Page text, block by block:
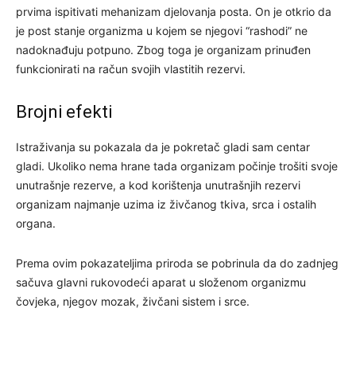
prvima ispitivati mehanizam djelovanja posta. On je otkrio da
je post stanje organizma u kojem se njegovi “rashodi” ne
nadoknađuju potpuno. Zbog toga je organizam prinuđen
funkcionirati na račun svojih vlastitih rezervi.
Brojni efekti
Istraživanja su pokazala da je pokretač gladi sam centar
gladi. Ukoliko nema hrane tada organizam počinje trošiti svoje
unutrašnje rezerve, a kod korištenja unutrašnjih rezervi
organizam najmanje uzima iz živčanog tkiva, srca i ostalih
organa.
Prema ovim pokazateljima priroda se pobrinula da do zadnjeg
sačuva glavni rukovodeći aparat u složenom organizmu
čovjeka, njegov mozak, živčani sistem i srce.